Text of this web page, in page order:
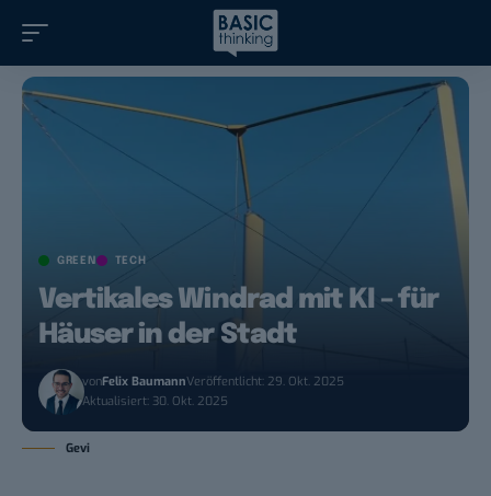
GREEN TECH
Vertikales Windrad mit KI – für
Häuser in der Stadt
vonFelix BaumannVeröffentlicht: 29. Okt. 2025
Aktualisiert: 30. Okt. 2025
Gevi